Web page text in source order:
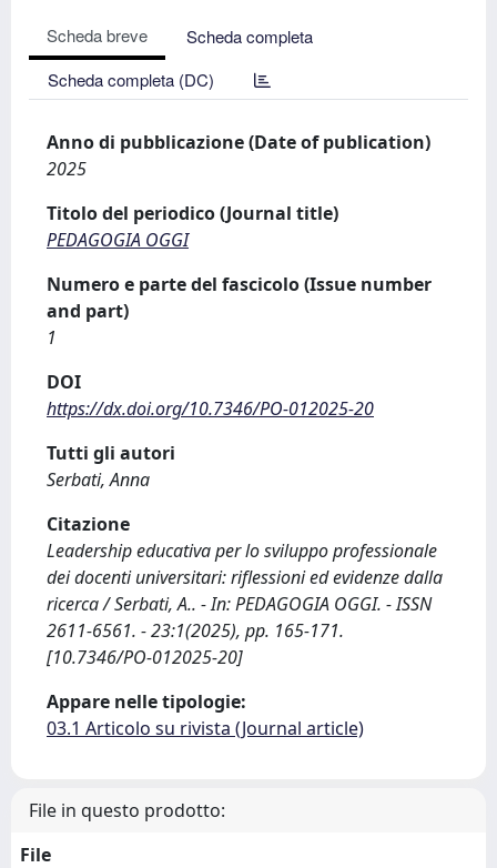
Scheda breve
Scheda completa
Scheda completa (DC)
Anno di pubblicazione (Date of publication)
2025
Titolo del periodico (Journal title)
PEDAGOGIA OGGI
Numero e parte del fascicolo (Issue number
and part)
1
DOI
https://dx.doi.org/10.7346/PO-012025-20
Tutti gli autori
Serbati, Anna
Citazione
Leadership educativa per lo sviluppo professionale
dei docenti universitari: riflessioni ed evidenze dalla
ricerca / Serbati, A.. - In: PEDAGOGIA OGGI. - ISSN
2611-6561. - 23:1(2025), pp. 165-171.
[10.7346/PO-012025-20]
Appare nelle tipologie:
03.1 Articolo su rivista (Journal article)
File in questo prodotto:
File